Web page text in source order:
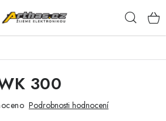
300
Podrobnosti hodnocení